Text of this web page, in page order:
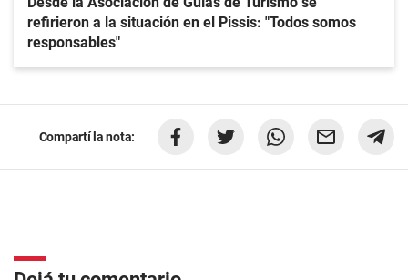
refirieron a la situación en el Pissis: "Todos somos
responsables"
Compartí la nota: